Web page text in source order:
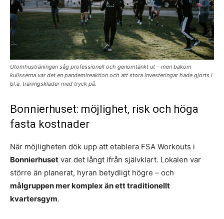
Utomhusträningen såg professionell och genomtänkt ut – men bakom
kulisserna var det en pandemireaktion och att stora investeringar hade gjorts i
bl.a. träningskläder med tryck på.
Bonnierhuset: möjlighet, risk och höga
fasta kostnader
När möjligheten dök upp att etablera FSA Workouts i
Bonnierhuset var det långt ifrån självklart. Lokalen var
större än planerat, hyran betydligt högre – och
målgruppen mer komplex än ett traditionellt
kvartersgym.